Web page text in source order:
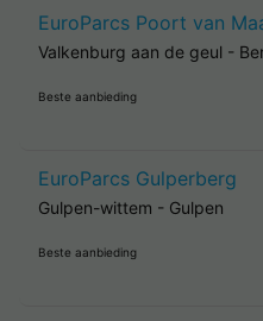
EuroParcs Poort van
Valkenburg aan de geul -
Beste aanbieding
EuroParcs Gulperberg
Gulpen-wittem - Gulpen
Beste aanbieding